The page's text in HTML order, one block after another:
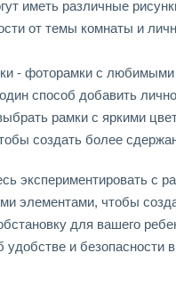
иметь различные
от темы комнаты и
- фоторамки с
способ добавить
рамки с яркими
создать более
экспериментировать с
элементами, чтобы
для вашего
удобстве и безопасности